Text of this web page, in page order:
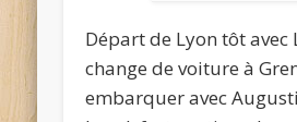
Départ de Lyon tôt avec
change de voiture à
embarquer avec